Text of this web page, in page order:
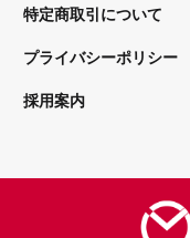
特定商取引について
プライバシーポリシー
採用案内